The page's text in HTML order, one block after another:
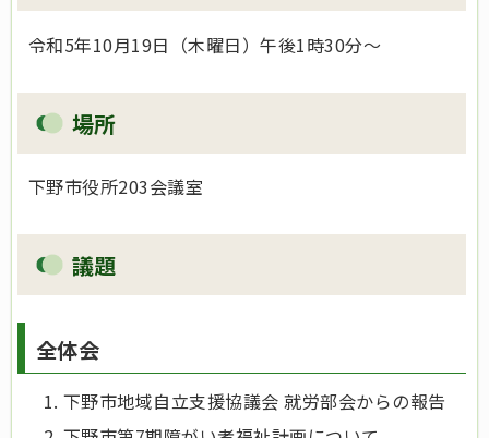
令和5年10月19日（木曜日）午後1時30分～
場所
下野市役所203会議室
議題
全体会
下野市地域自立支援協議会 就労部会からの報告